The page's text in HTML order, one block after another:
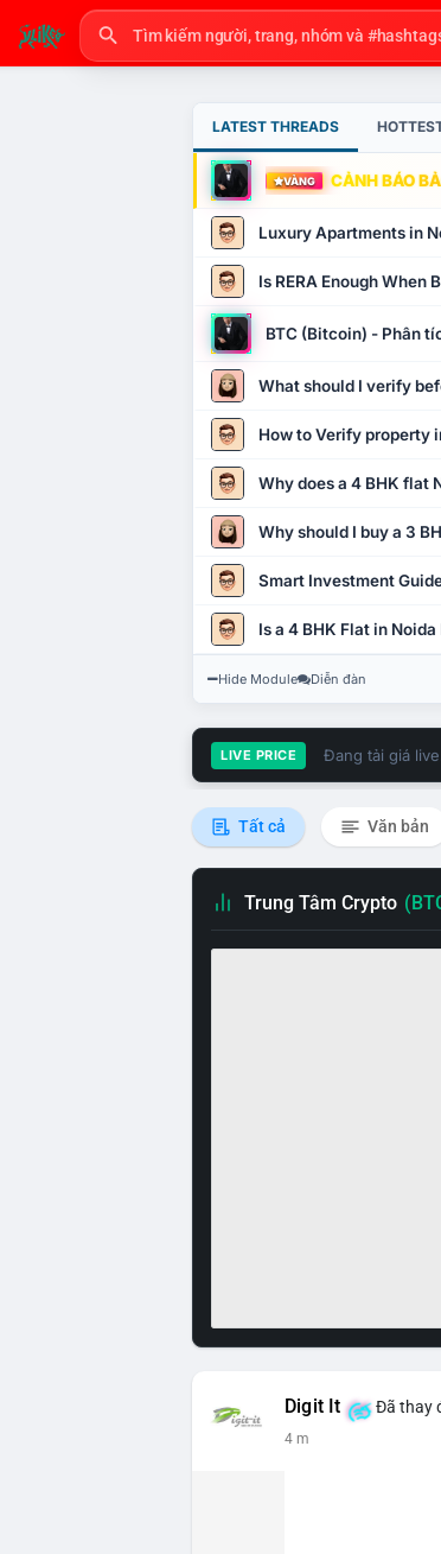
LATEST THREADS
VÀNG CẢNH BÁO
Luxury Apartments in
Is RERA Enough When
BTC (Bitcoin) - Phân
What should I verify
How to Verify property
Why does a 4 BHK flat
Why should I buy a 3
Smart Investment
Is a 4 BHK Flat in
Hide Module Diễn đàn
LIVE PRICE Đang tải giá
Tất cả Văn bản
Trung Tâm Crypto
Digit It Đã thay
4 m